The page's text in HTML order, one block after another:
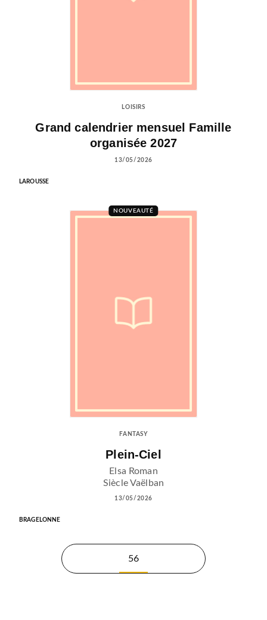
LOISIRS
Grand calendrier mensuel Famille
organisée 2027
13/05/2026
LAROUSSE
NOUVEAUTÉ
FANTASY
Plein-Ciel
Elsa Roman
Siècle Vaëlban
13/05/2026
BRAGELONNE
56